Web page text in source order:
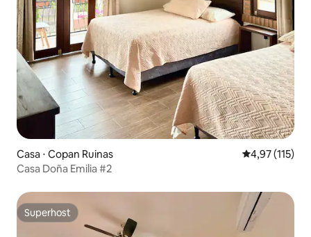
Casa ⋅ Copan Ruinas 4,97 de uma
4,97 (115)
Casa Doña Emilia #2
Superhost
Superhost